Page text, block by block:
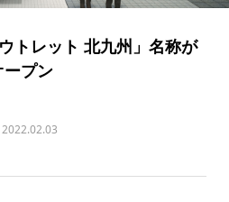
トレット 北九州」名称が
プン
2022.02.03